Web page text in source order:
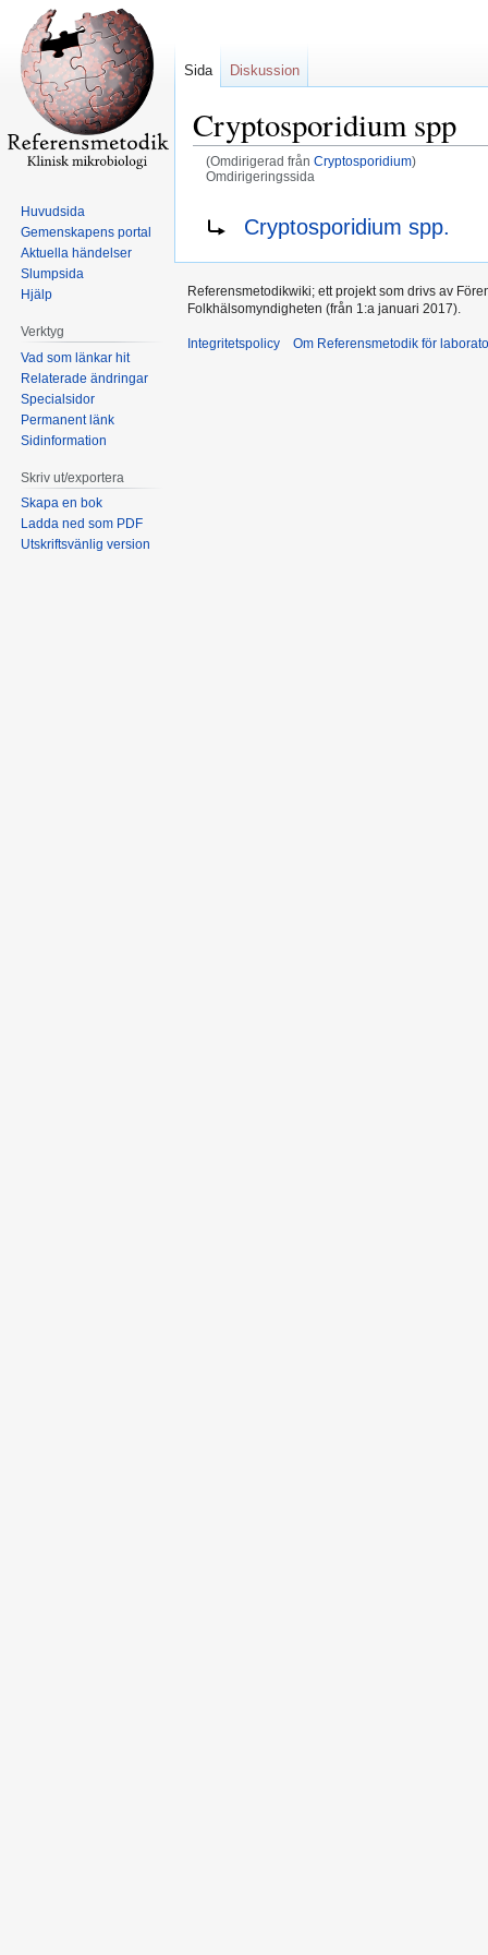
Cryptosporidium spp
(Omdirigerad från Cryptosporidium)
Omdirigeringssida
navigering
sök
Cryptosporidium spp.
Sida Diskussion
Huvudsida
Gemenskapens portal
Aktuella händelser
Slumpsida
Hjälp
Verktyg
Vad som länkar hit
Relaterade ändringar
Specialsidor
Permanent länk
Sidinformation
Skriv ut/exportera
Skapa en bok
Ladda ned som PDF
Utskriftsvänlig version
Referensmetodikwiki; ett projekt som drivs av
Folkhälsomyndigheten (från 1:a januari 2017).
Integritetspolicy Om Referensmetodik för